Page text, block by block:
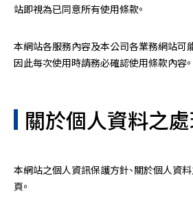
站即視為已同意所有使用條款。
本網站各服務內容及本公司各業務網站可
因此每次使用時請務必確認使用條款內容。
關於個人資料之
本網站之個人資訊保護方針、關於個人資
頁。